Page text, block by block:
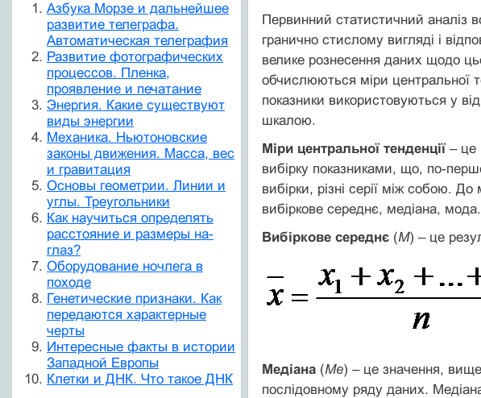
Первинний статистичний аналіз
гранично стислому вигляді і
велике рознесення даних щодо
обчислюються міри центральної
показники використовуються у
шкалою.
Міри центральної тенденції– це
вибірку показниками, що, по-
вибірки, різні серії між собою.
вибіркове середнє, медіана, мода.
Вибіркове середнє(М) – це
Медіана (Ме) – це значення, вище
послідовному ряду даних.
Азбука Морзе и дальнейшее
развитие телеграфа.
Автоматическая телеграфия
Развитие фотографических
процессов. Пленка,
проявление и печатание
Энергия. Какие существуют
виды энергии
Механика. Ньютоновские
законы движения. Масса, вес
и гравитация
Основы геометрии. Линии и
углы. Треугольники
Как научиться определять
расстояние и размеры на-
глаз?
Оборудование ночлега в
походе
Генетические признаки. Как
передаются характерные
черты
Интересные факты в истории
Западной Европы
Клетки и ДНК. Что такое ДНК